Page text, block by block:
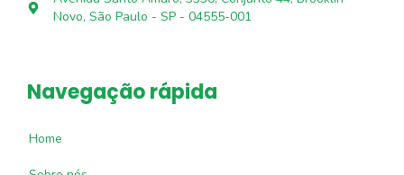
Novo, São Paulo - SP - 04555-001
Navegação rápida
Home